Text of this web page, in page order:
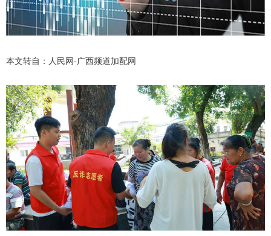
本文转自：人民网-广西频道加配网